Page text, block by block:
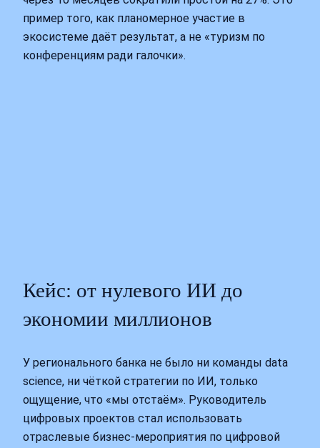
пример того, как планомерное участие в
экосистеме даёт результат, а не «туризм по
конференциям ради галочки».
Кейс: от нулевого ИИ до
экономии миллионов
У регионального банка не было ни команды data
science, ни чёткой стратегии по ИИ, только
ощущение, что «мы отстаём». Руководитель
цифровых проектов стал использовать
отраслевые бизнес-мероприятия по цифровой